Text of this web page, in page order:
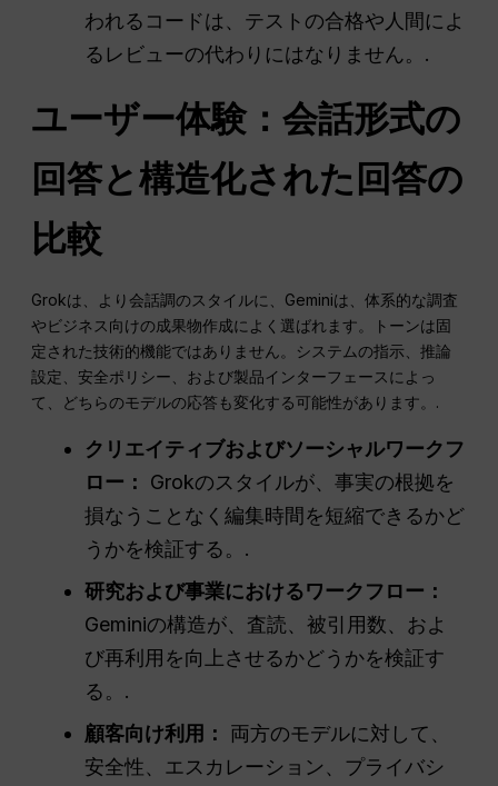
われるコードは、テストの合格や人間によ
るレビューの代わりにはなりません。.
ユーザー体験：会話形式の
回答と構造化された回答の
比較
Grokは、より会話調のスタイルに、Geminiは、体系的な調査
やビジネス向けの成果物作成によく選ばれます。トーンは固
定された技術的機能ではありません。システムの指示、推論
設定、安全ポリシー、および製品インターフェースによっ
て、どちらのモデルの応答も変化する可能性があります。.
クリエイティブおよびソーシャルワークフ
ロー：
Grokのスタイルが、事実の根拠を
損なうことなく編集時間を短縮できるかど
うかを検証する。.
研究および事業におけるワークフロー：
Geminiの構造が、査読、被引用数、およ
び再利用を向上させるかどうかを検証す
る。.
顧客向け利用：
両方のモデルに対して、
安全性、エスカレーション、プライバシ